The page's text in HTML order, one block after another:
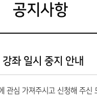
공지사항
좌 일시 중지 안내
관심 가져주시고 신청해 주신